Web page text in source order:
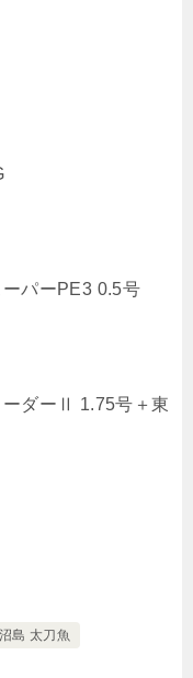
パーPE3 0.5号
ーダーⅡ 1.75号＋東
沼島 太刀魚